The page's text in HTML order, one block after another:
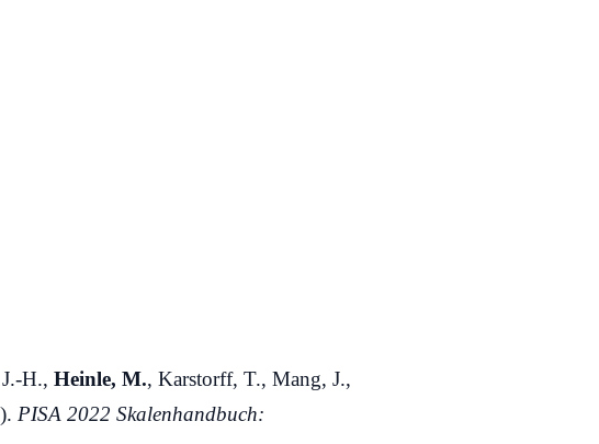
H., Heinle, M., Karstorff, T., Mang, J.,
PISA 2022 Skalenhandbuch: